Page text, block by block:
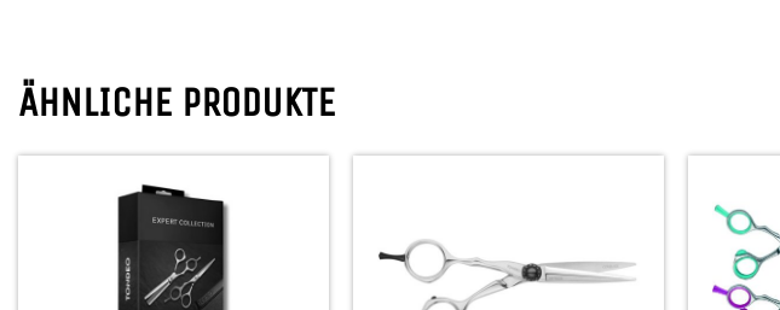
ÄHNLICHE PRODUKTE